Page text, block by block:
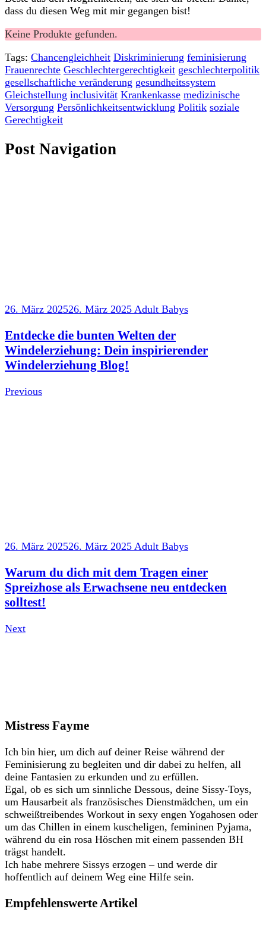
dass du diesen Weg mit mir gegangen bist!
Keine Produkte gefunden.
Tags: Chancengleichheit Diskriminierung feminisierung
Frauenrechte Geschlechtergerechtigkeit geschlechterpolitik
gesellschaftliche veränderung gesundheitssystem
Gleichstellung inclusivität Krankenkasse medizinische
Versorgung Persönlichkeitsentwicklung Politik soziale
Gerechtigkeit
Post Navigation
26. März 202526. März 2025 Adult Babys
Entdecke die bunten Welten der
Windelerziehung: Dein inspirierender
Windelerziehung Blog!
Previous
26. März 202526. März 2025 Adult Babys
Warum du dich mit dem Tragen einer
Spreizhose als Erwachsene neu entdecken
solltest!
Next
Mistress Fayme
Ich bin hier, um dich auf deiner Reise während der
Feminisierung zu begleiten und dir dabei zu helfen, all
deine Fantasien zu erkunden und zu erfüllen.
Egal, ob es sich um sinnliche Dessous, deine Sissy-Toys,
um Hausarbeit als französisches Dienstmädchen, um ein
schweißtreibendes Workout in sexy engen Yogahosen oder
um das Chillen in einem kuscheligen, femininen Pyjama,
während du ein rosa Höschen mit einem passenden BH
trägst handelt.
Ich habe mehrere Sissys erzogen – und werde dir
hoffentlich auf deinem Weg eine Hilfe sein.
Empfehlenswerte Artikel